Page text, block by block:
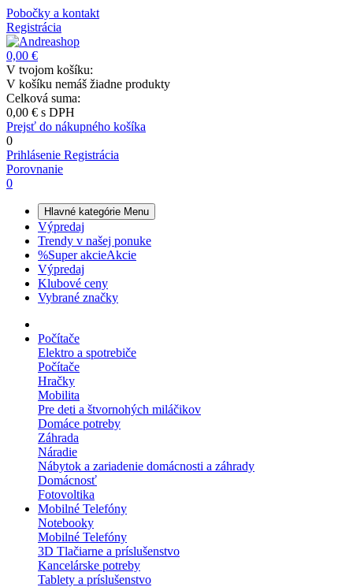
Pobočky a kontakt
Registrácia
0,00 €
V tvojom košíku:
V košíku nemáš žiadne produkty
Celková suma:
0,00 € s DPH
Prejsť do nákupného košíka
0
Prihlásenie Registrácia
Porovnanie
0
Hlavné kategórie Menu
Výpredaj
Trendy v našej ponuke
%Super akcieAkcie
Výpredaj
Klubové ceny
Vybrané značky
Počítače
Elektro a spotrebiče
Počítače
Hračky
Mobilita
Pre deti a štvornohých miláčikov
Domáce potreby
Záhrada
Náradie
Nábytok a zariadenie domácnosti a záhrady
Domácnosť
Fotovoltika
Mobilné Telefóny
Notebooky
Mobilné Telefóny
3D Tlačiarne a príslušenstvo
Kancelárske potreby
Tablety a príslušenstvo